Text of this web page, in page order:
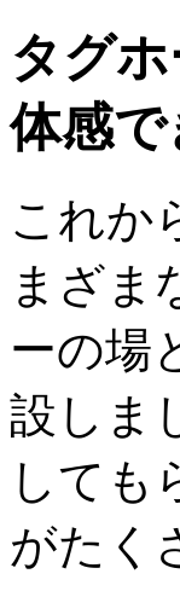
タグ
体感
これか
まざま
ーの場
設しま
しても
がたく